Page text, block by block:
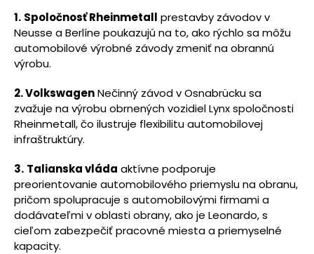
1. Spoločnosť Rheinmetall prestavby závodov v
Neusse a Berlíne poukazujú na to, ako rýchlo sa môžu
automobilové výrobné závody zmeniť na obrannú
výrobu.
2. VolkswagenNečinný závod v Osnabrücku sa
zvažuje na výrobu obrnených vozidiel Lynx spoločnosti
Rheinmetall, čo ilustruje flexibilitu automobilovej
infraštruktúry.
3. Talianska vláda aktívne podporuje
preorientovanie automobilového priemyslu na obranu,
pričom spolupracuje s automobilovými firmami a
dodávateľmi v oblasti obrany, ako je Leonardo, s
cieľom zabezpečiť pracovné miesta a priemyselné
kapacity.